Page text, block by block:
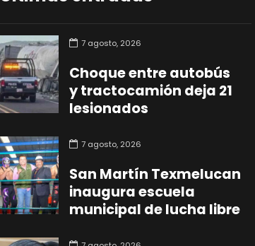
7 agosto, 2026
Choque entre autobús
y tractocamión deja 21
lesionados
7 agosto, 2026
San Martín Texmelucan
inaugura escuela
municipal de lucha libre